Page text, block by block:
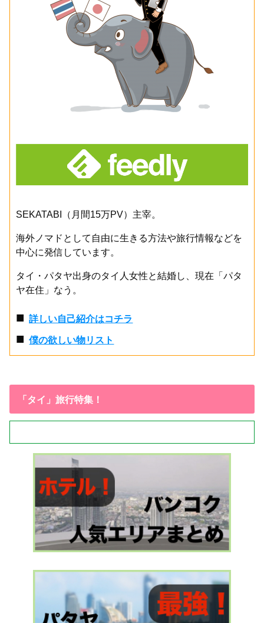
SEKATABI（月間15万PV）主宰。
海外ノマドとして自由に生きる方法や旅行情報などを
中心に発信しています。
タイ・パタヤ出身のタイ人女性と結婚し、現在「パタ
ヤ在住」なう。
■詳しい自己紹介はコチラ
■僕の欲しい物リスト
「タイ」旅行特集！